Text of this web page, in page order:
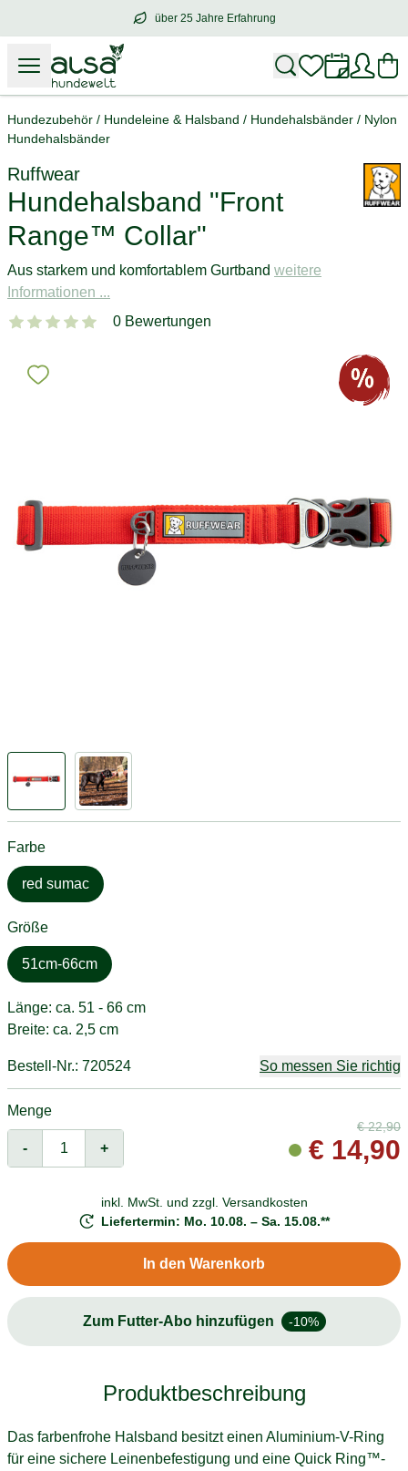
über 25 Jahre Erfahrung
über25 Jahre Erfahrung
Hundezubehör / Hundeleine & Halsband / Hundehalsbänder / Nylon
Hundehalsbänder
Ruffwear
Hundehalsband "Front
Range™ Collar"
Aus starkem und komfortablem Gurtband weitere
Informationen ...
0 Bewertungen
Farbe
red sumac
Größe
51cm-66cm
Länge: ca. 51 - 66 cm
Breite: ca. 2,5 cm
Bestell-Nr.: 720524 So messen Sie richtig
Menge
- +
€22,90
€ 14,90
inkl. MwSt. und zzgl. Versandkosten
Liefertermin: Mo. 10.08. – Sa. 15.08.**
In den Warenkorb
Zum Futter-Abo hinzufügen -10%
Produktbeschreibung
Das farbenfrohe Halsband besitzt einen Aluminium-V-Ring
für eine sichere Leinenbefestigung und eine Quick Ring™-